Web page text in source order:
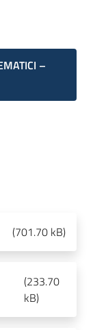
–
(701.70 kB)
(233.70
kB)